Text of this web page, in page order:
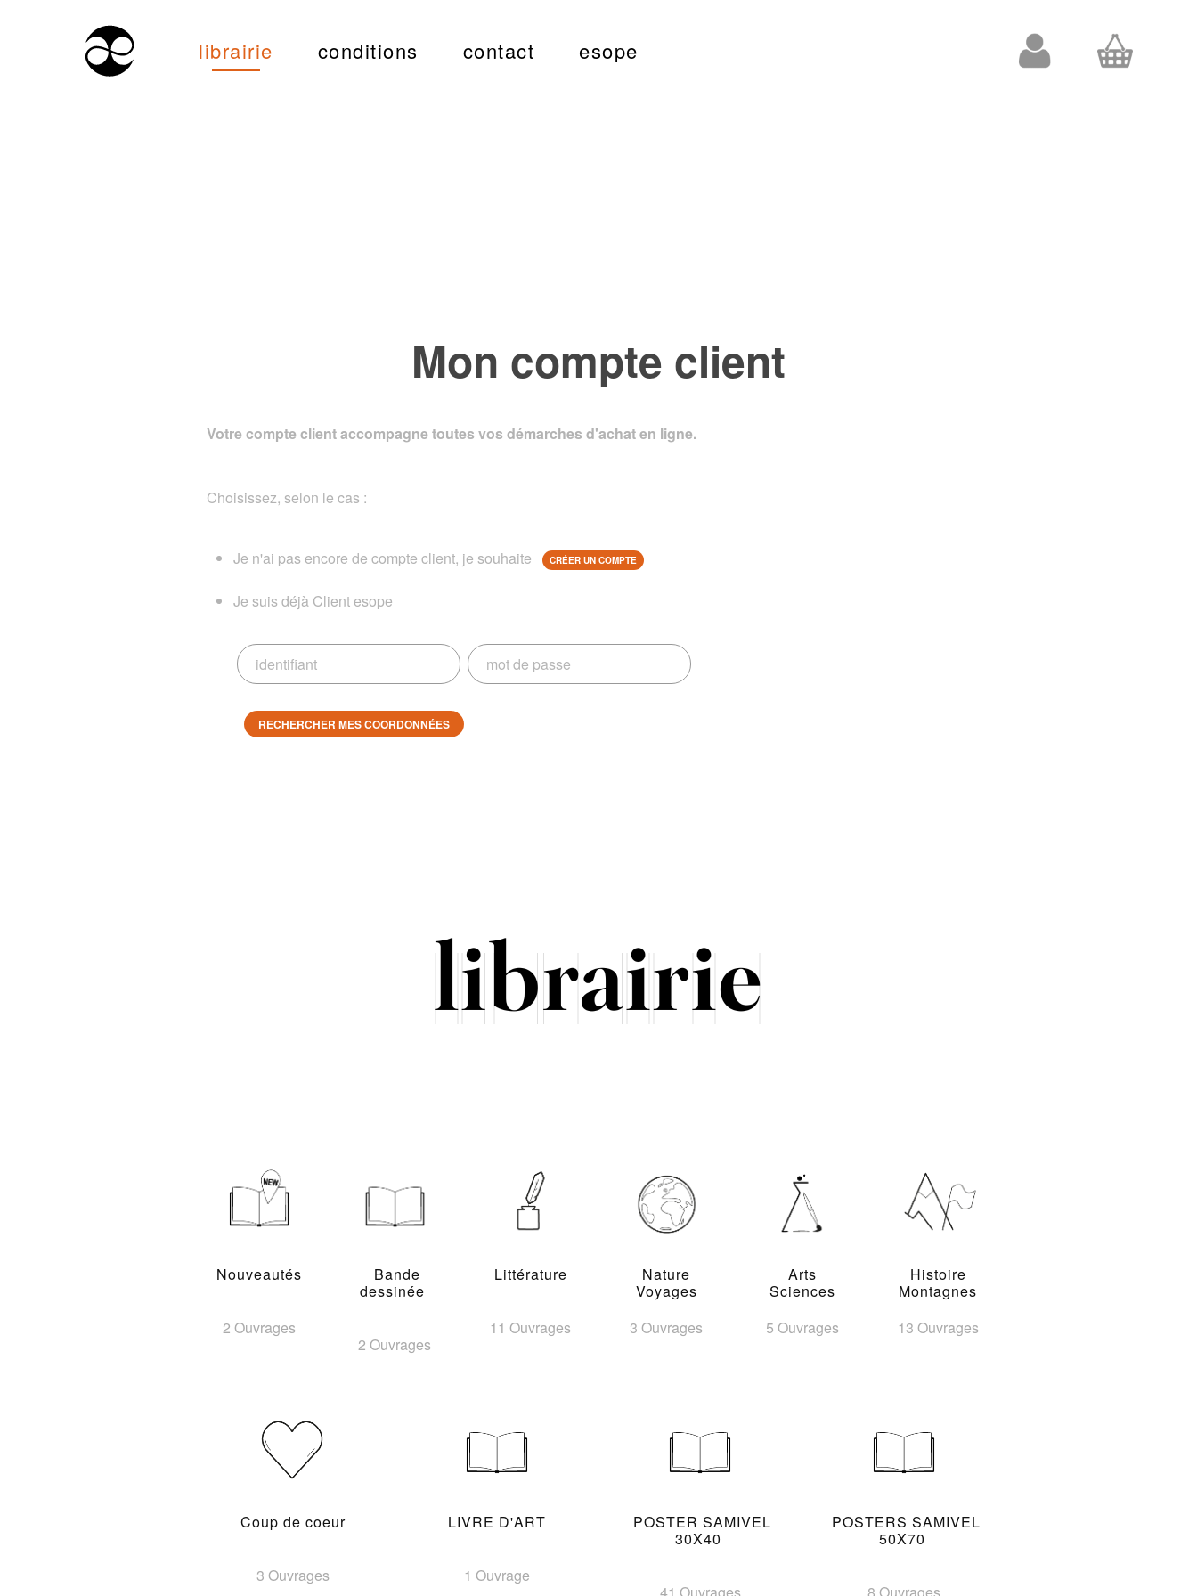
librairie conditions contact esope
Mon compte client
Votre compte client accompagne toutes vos démarches d'achat en ligne.
Choisissez, selon le cas :
Je n'ai pas encore de compte client, je souhaite CRÉER UN COMPTE
Je suis déjà Client esope
RECHERCHER MES COORDONNÉES
Nouveautés
2 Ouvrages
Bande
dessinée
2 Ouvrages
Littérature
11 Ouvrages
Nature
Voyages
3 Ouvrages
Arts
Sciences
5 Ouvrages
Histoire
Montagnes
13 Ouvrages
Coup de coeur
3 Ouvrages
LIVRE D'ART
1 Ouvrage
POSTER SAMIVEL
30X40
41 Ouvrages
POSTERS SAMIVEL
50X70
8 Ouvrages